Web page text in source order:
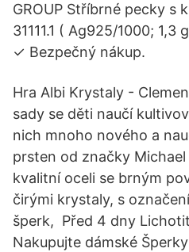
GROUP Stříbrné pecky s
31111.1 ( Ag925/1000;
✓ Bezpečný nákup.
Hra Albi Krystaly -
sady se děti naučí
nich mnoho nového a
prsten od značky
kvalitní oceli se brným
čirými krystaly, s
šperk, Před 4 dny
Nakupujte dámské